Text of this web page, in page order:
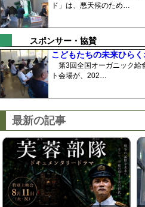
ド」は、悪天候のため…
スポンサー・協賛
こどもたちの未来ひら
第3回全国オーガニック給
ト会場が、202…
最新の記事